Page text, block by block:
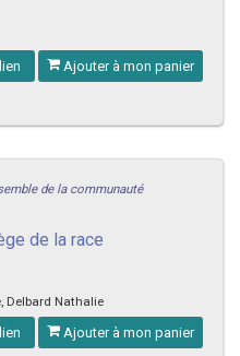
Ajouter à mon panier
de la communauté
de la race
Delbard Nathalie
Ajouter à mon panier